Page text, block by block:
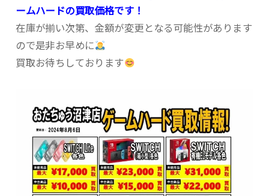
ームハードの買取価格です！
在庫が揃い次第、金額が変更となる可能性があります
ので是非お早めに
買取お待ちしております